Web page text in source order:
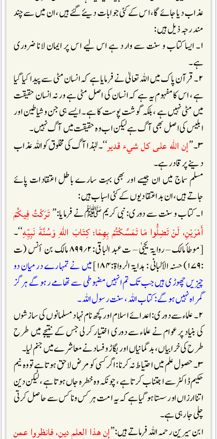
عذاب دیا جائے گا، اس کے کئی جوابات دیئے گئے ہیں، ان میں سے چند
مندرجہ ذیل ہیں:
۱۔ ایسا کتاب و سنت سے وارد ہے اس لیے اس پر ایمان لانا ضروری
ہے۔
۲۔ قرآن پاک میں اللہ تعالیٰ نے فرمایا ہے کہ انسان مٹی سے پیدا کیا گیا
ہے، اس کا مفہوم یہ ہے کہ انسان کی اصل مٹی ہے ورنہ انسان حقیقت
میں مٹی نہیں ہے ، بلکہ گوشت پوست کا ہے۔ ایسے ہی جن و شیاطین اور
ابلیس کی اصل بھی آگ ہے لیکن اب وہ حقیقت میں آگ نہیں۔
۳۔ ’’
إن الله على كل شيء قدير‘‘۔ لہٰذا آگ کی مخلوق کو اللہ عذاب
دینے پر قادر ہے۔
مسلم سماج میں ان جیسے اور بھی بہت سارے باطل اعتقادات پائے
جاتے ہیں، ان بد اعتقادیوں کے کئی اسباب ہیں :
۱۔ کتاب و سنت سے دوری: نبی کریم ﷺنے فرمایا:’’
تَرَكْتُ فِيكُمْ
أَمْرَيْنِ، لَنْ تَضِلُّوا مَا تَمَسَّكْتُمْ بِهِمَا: كِتَابَ اللّٰهِ وَسُنَّةَ نَبِيِّهِ‘‘۔
[موطأ مالک – روایۃ یحییٰ – ت عبد الباقی:۲؍۸۹۹ مالک بن أنس (ت
:۱۷۹) حسنہ الألبانی : ہدایۃ الرواۃ:۱۸۴]
میں نے تمہارے درمیان دو
چیزیں چھوڑی ہیں جب تک تم انہیں مضبوطی سے تھامے رہو گے ہر گز
گمراہ نہیںہو گے :کتاب اللہ، سنت رسول اللہ ۔
۲۔ علماء سے دوری: اعدائے اسلام اور کچھ نام نہاد مسلمانوں کی سازشوں
کی بنیاد پر عوام نے علماء سے دوری اختیار کرلی جس کے نتیجے میں طرح
طرح کی خرابیاں، بد گمانیاں اور بگاڑ و فساد نے معاشرے میں جنم لیا۔
۳۔ حصول علم میں احتیاط نہ کرنا: اگر کسی کو مرض لاحق ہوتا ہے تو وہ نیم
حکیم ڈاکٹر سے اجتناب کرتا ہے، چونکہ وہ خطرہ جاں ہوتا ہے ،لیکن دین
اتنا ارزاں اور سستا ہو گیا ہے کہ یہ امت ہر کس وناکس سے حاصل کرتی
چلی جارہی ہے۔
ابن سیرین رحمہ اللہ فرماتے ہیں:’’إن هذا العلم دين، فانظروا عمن